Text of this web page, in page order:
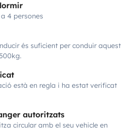
4 persones
és suficient per conduir aquest
està en regla i ha estat verificat
autoritzats
circular amb el seu vehicle en